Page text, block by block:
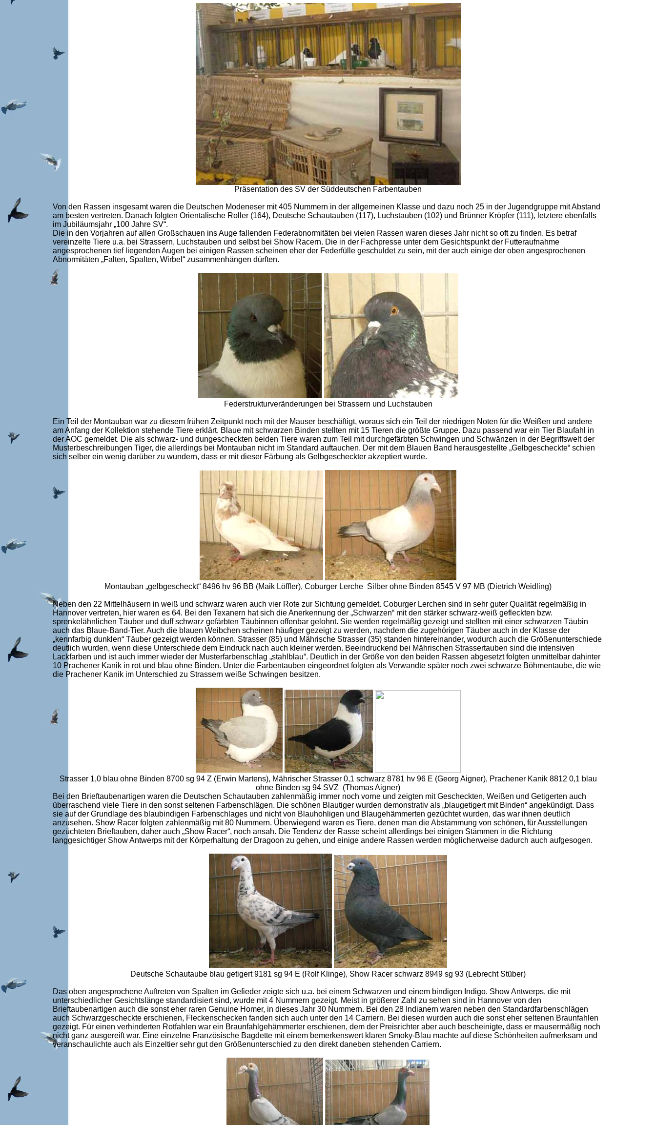
Präsentation des SV der Süddeutschen Farbentauben
Von den Rassen insgesamt waren die Deutschen Modeneser mit 405 Nummern in der allgemeinen Klasse und dazu noch 25 in der Jugendgruppe mit Abstand
am besten vertreten. Danach folgten Orientalische Roller (164), Deutsche Schautauben (117), Luchstauben (102) und Brünner Kröpfer (111), letztere ebenfalls
im Jubiläumsjahr „100 Jahre SV“.
Die in den Vorjahren auf allen Großschauen ins Auge fallenden Federabnormitäten bei vielen Rassen waren dieses Jahr nicht so oft zu finden. Es betraf
vereinzelte Tiere u.a. bei Strassern, Luchstauben und selbst bei Show Racern. Die in der Fachpresse unter dem Gesichtspunkt der Futteraufnahme
angesprochenen tief liegenden Augen bei einigen Rassen scheinen eher der Federfülle geschuldet zu sein, mit der auch einige der oben angesprochenen
Abnormitäten „Falten, Spalten, Wirbel“ zusammenhängen dürften.
Federstrukturveränderungen bei Strassern und Luchstauben
Ein Teil der Montauban war zu diesem frühen Zeitpunkt noch mit der Mauser beschäftigt, woraus sich ein Teil der niedrigen Noten für die Weißen und andere
am Anfang der Kollektion stehende Tiere erklärt. Blaue mit schwarzen Binden stellten mit 15 Tieren die größte Gruppe. Dazu passend war ein Tier Blaufahl in
der AOC gemeldet. Die als schwarz- und dungescheckten beiden Tiere waren zum Teil mit durchgefärbten Schwingen und Schwänzen in der Begriffswelt der
Musterbeschreibungen Tiger, die allerdings bei Montauban nicht im Standard auftauchen. Der mit dem Blauen Band herausgestellte „Gelbgescheckte“ schien
sich selber ein wenig darüber zu wundern, dass er mit dieser Färbung als Gelbgescheckter akzeptiert wurde.
Montauban „gelbgescheckt“ 8496 hv 96 BB (Maik Löffler), Coburger Lerche Silber ohne Binden 8545 V 97 MB (Dietrich Weidling)
Neben den 22 Mittelhäusern in weiß und schwarz waren auch vier Rote zur Sichtung gemeldet. Coburger Lerchen sind in sehr guter Qualität regelmäßig in
Hannover vertreten, hier waren es 64. Bei den Texanern hat sich die Anerkennung der „Schwarzen“ mit den stärker schwarz-weiß gefleckten bzw.
sprenkelähnlichen Täuber und duff schwarz gefärbten Täubinnen offenbar gelohnt. Sie werden regelmäßig gezeigt und stellten mit einer schwarzen Täubin
auch das Blaue-Band-Tier. Auch die blauen Weibchen scheinen häufiger gezeigt zu werden, nachdem die zugehörigen Täuber auch in der Klasse der
„kennfarbig dunklen“ Täuber gezeigt werden können. Strasser (85) und Mährische Strasser (35) standen hintereinander, wodurch auch die Größenunterschiede
deutlich wurden, wenn diese Unterschiede dem Eindruck nach auch kleiner werden. Beeindruckend bei Mährischen Strassertauben sind die intensiven
Lackfarben und ist auch immer wieder der Musterfarbenschlag „stahlblau“. Deutlich in der Größe von den beiden Rassen abgesetzt folgten unmittelbar dahinter
10 Prachener Kanik in rot und blau ohne Binden. Unter die Farbentauben eingeordnet folgten als Verwandte später noch zwei schwarze Böhmentaube, die wie
die Prachener Kanik im Unterschied zu Strassern weiße Schwingen besitzen.
Strasser 1,0 blau ohne Binden 8700 sg 94 Z (Erwin Martens), Mährischer Strasser 0,1 schwarz 8781 hv 96 E (Georg Aigner), Prachener Kanik 8812 0,1 blau
ohne Binden sg 94 SVZ (Thomas Aigner)
Bei den Brieftaubenartigen waren die Deutschen Schautauben zahlenmäßig immer noch vorne und zeigten mit Gescheckten, Weißen und Getigerten auch
überraschend viele Tiere in den sonst seltenen Farbenschlägen. Die schönen Blautiger wurden demonstrativ als „blaugetigert mit Binden“ angekündigt. Dass
sie auf der Grundlage des blaubindigen Farbenschlages und nicht von Blauhohligen und Blaugehämmerten gezüchtet wurden, das war ihnen deutlich
anzusehen. Show Racer folgten zahlenmäßig mit 80 Nummern. Überwiegend waren es Tiere, denen man die Abstammung von schönen, für Ausstellungen
gezüchteten Brieftauben, daher auch „Show Racer“, noch ansah. Die Tendenz der Rasse scheint allerdings bei einigen Stämmen in die Richtung
langgesichtiger Show Antwerps mit der Körperhaltung der Dragoon zu gehen, und einige andere Rassen werden möglicherweise dadurch auch aufgesogen.
Deutsche Schautaube blau getigert 9181 sg 94 E (Rolf Klinge), Show Racer schwarz 8949 sg 93 (Lebrecht Stüber)
Das oben angesprochene Auftreten von Spalten im Gefieder zeigte sich u.a. bei einem Schwarzen und einem bindigen Indigo. Show Antwerps, die mit
unterschiedlicher Gesichtslänge standardisiert sind, wurde mit 4 Nummern gezeigt. Meist in größerer Zahl zu sehen sind in Hannover von den
Brieftaubenartigen auch die sonst eher raren Genuine Homer, in dieses Jahr 30 Nummern. Bei den 28 Indianern waren neben den Standardfarbenschlägen
auch Schwarzgescheckte erschienen, Fleckenschecken fanden sich auch unter den 14 Carriern. Bei diesen wurden auch die sonst eher seltenen Braunfahlen
gezeigt. Für einen verhinderten Rotfahlen war ein Braunfahlgehämmerter erschienen, dem der Preisrichter aber auch bescheinigte, dass er mausermäßig noch
nicht ganz ausgereift war. Eine einzelne Französische Bagdette mit einem bemerkenswert klaren Smoky-Blau machte auf diese Schönheiten aufmerksam und
veranschaulichte auch als Einzeltier sehr gut den Größenunterschied zu den direkt daneben stehenden Carriern.